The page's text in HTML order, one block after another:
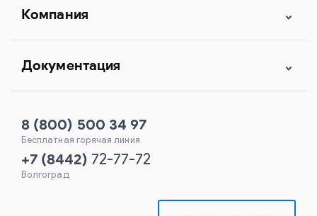
Компания
Документация
8 (800) 500 34 97
Бесплатная горячая линия
+7 (8442) 72-77-72
Волгоград